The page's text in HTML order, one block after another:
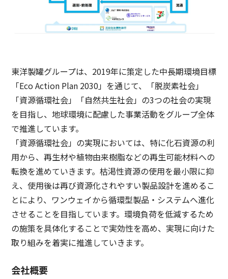
東洋製罐グループは、2019年に策定した中長期環境目標
「Eco Action Plan 2030」を通じて、「脱炭素社会」
「資源循環社会」「自然共生社会」の3つの社会の実現
を目指し、地球環境に配慮した事業活動をグループ全体
で推進しています。
「資源循環社会」の実現においては、特に化石資源の利
用から、再生材や植物由来樹脂などの再生可能材料への
転換を進めていきます。枯渇性資源の使用を最小限に抑
え、使用後は再び資源化されやすい製品設計を進めるこ
とにより、ワンウェイから循環型製品・システムへ進化
させることを目指しています。環境負荷を低減するため
の施策を具体化することで実効性を高め、実現に向けた
取り組みを着実に推進していきます。
会社概要